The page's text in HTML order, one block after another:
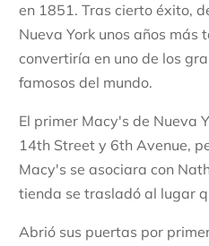
en 1851. Tras cierto éxito,
Nueva York unos años más
convertiría en uno de los
famosos del mundo.
El primer Macy's de Nueva
14th Street y 6th Avenue,
Macy's se asociara con
tienda se trasladó al lugar
Abrió sus puertas por